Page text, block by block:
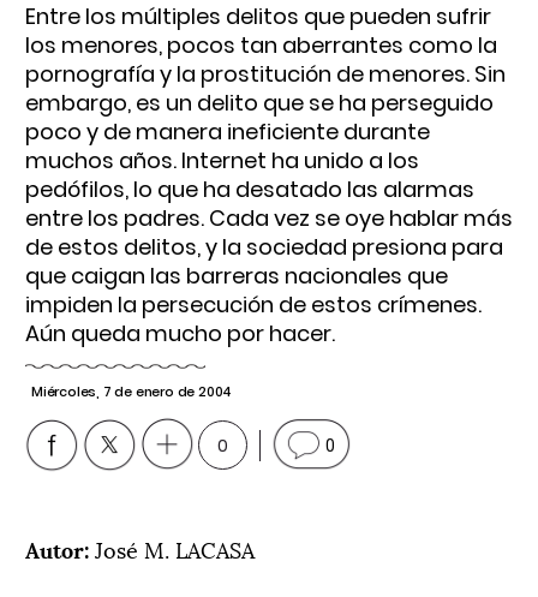
Entre los múltiples delitos que pueden sufrir
los menores, pocos tan aberrantes como la
pornografía y la prostitución de menores. Sin
embargo, es un delito que se ha perseguido
poco y de manera ineficiente durante
muchos años. Internet ha unido a los
pedófilos, lo que ha desatado las alarmas
entre los padres. Cada vez se oye hablar más
de estos delitos, y la sociedad presiona para
que caigan las barreras nacionales que
impiden la persecución de estos crímenes.
Aún queda mucho por hacer.
Miércoles, 7 de enero de 2004
0 0
Autor:José M. LACASA